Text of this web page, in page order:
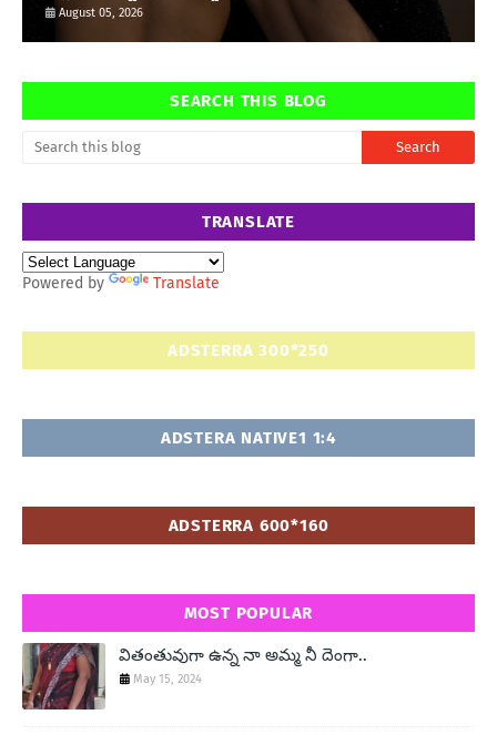
August 05, 2026
SEARCH THIS BLOG
TRANSLATE
Powered by Translate
ADSTERRA 300*250
ADSTERA NATIVE1 1:4
ADSTERRA 600*160
MOST POPULAR
వితంతువుగా ఉన్న నా అమ్మ నీ దెంగా..
May 15, 2024